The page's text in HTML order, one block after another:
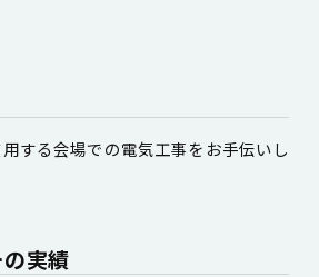
する会場での電気工事をお手伝いし
実績